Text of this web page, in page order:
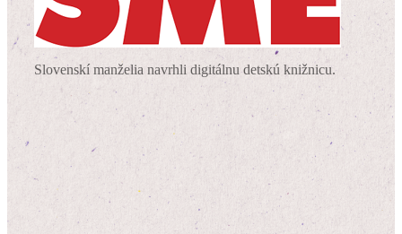
Slovenskí manželia navrhli digitálnu detskú knižnicu.